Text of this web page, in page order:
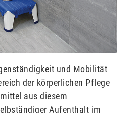
und Mobilität
der körperlichen Pflege
aus diesem
Aufenthalt im